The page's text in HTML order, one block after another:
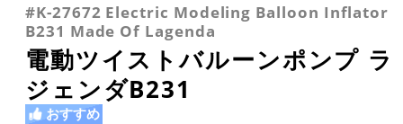
#K-27672 Electric Modeling Balloon Inflator
B231 Made Of Lagenda
電動ツイストバルーンポンプ ラ
ジェンダB231
おすすめ